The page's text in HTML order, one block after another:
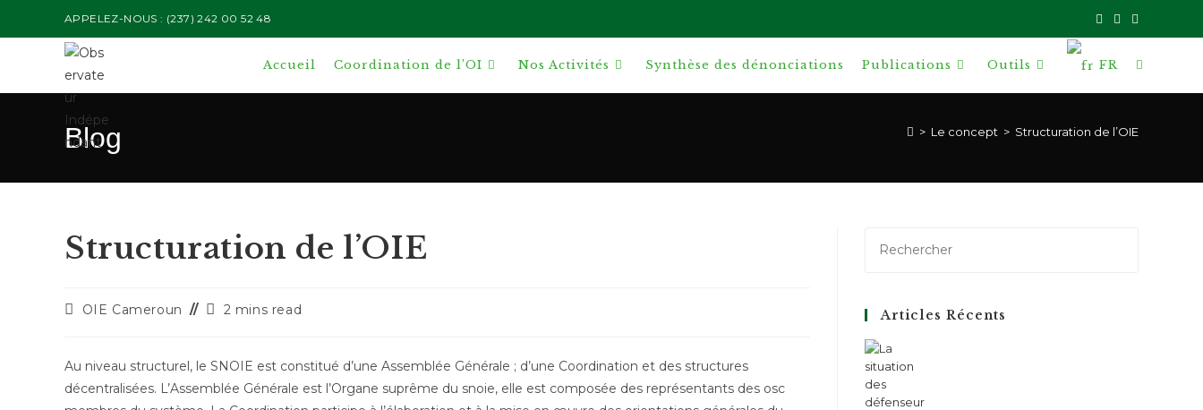
APPELEZ-NOUS : (237) 242 00 52 48
Accueil Coordination de l’OI Nos Activités Synthèse des dénonciations Publications Outils FR Toggle
Blog > Le concept > Structuration de l’OIE
Structuration de l’OIE
Auteur/autrice
publication :
OIE Cameroun
Temps
2 mins read
Au niveau structurel, le SNOIE est constitué d’une Assemblée Générale ; d’une Coordination et des structures
décentralisées. L’Assemblée Générale est l’Organe suprême du snoie, elle est composée des représentants des osc
Articles Récents